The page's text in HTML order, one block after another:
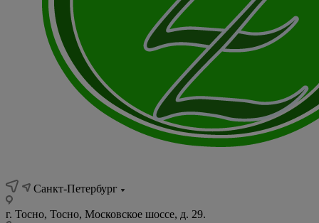
Санкт-Петербург
г. Тосно, Тосно, Московское шоссе, д. 29.